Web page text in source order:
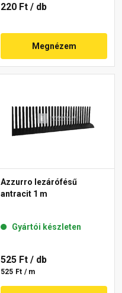
220 Ft / db
Megnézem
Azzurro lezárófésű
antracit 1 m
Gyártói készleten
525 Ft / db
525 Ft / m